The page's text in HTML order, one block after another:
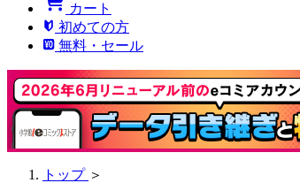
カート
初めての方
無料・セール
トップ ＞